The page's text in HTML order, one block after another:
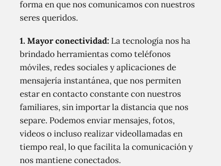
forma en que nos comunicamos con nuestros
seres queridos.
1. Mayor conectividad: La tecnología nos ha
brindado herramientas como teléfonos
móviles, redes sociales y aplicaciones de
mensajería instantánea, que nos permiten
estar en contacto constante con nuestros
familiares, sin importar la distancia que nos
separe. Podemos enviar mensajes, fotos,
videos o incluso realizar videollamadas en
tiempo real, lo que facilita la comunicación y
nos mantiene conectados.